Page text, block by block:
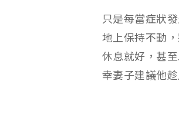
只是每當症狀
地上保持不動
休息就好，甚
幸妻子建議他